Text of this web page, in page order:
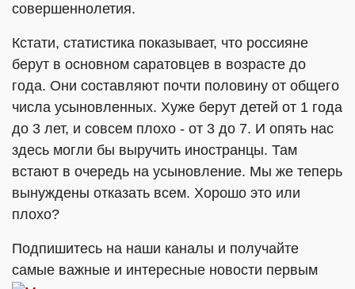
совершеннолетия.
Кстати, статистика показывает, что россияне
берут в основном саратовцев в возрасте до
года. Они составляют почти половину от общего
числа усыновленных. Хуже берут детей от 1 года
до 3 лет, и совсем плохо - от 3 до 7. И опять нас
здесь могли бы выручить иностранцы. Там
встают в очередь на усыновление. Мы же теперь
вынуждены отказать всем. Хорошо это или
плохо?
Подпишитесь на наши каналы и получайте
самые важные и интересные новости первым